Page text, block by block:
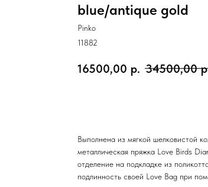
blue/antique gold
Pinko
11882
16500,00 р. 34500,00
Выполнена из мягкой шелковистой
металлическая пряжка Love Birds
отделение на подкладке из
подлинность своей Love Bag при